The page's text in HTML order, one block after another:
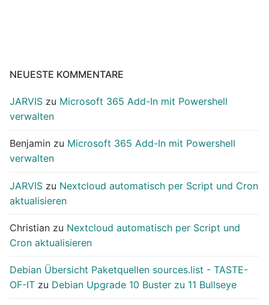
NEUESTE KOMMENTARE
JARVIS zu Microsoft 365 Add-In mit Powershell
verwalten
Benjamin zu Microsoft 365 Add-In mit Powershell
verwalten
JARVIS zu Nextcloud automatisch per Script und Cron
aktualisieren
Christian zu Nextcloud automatisch per Script und
Cron aktualisieren
Debian Übersicht Paketquellen sources.list - TASTE-
OF-IT zu Debian Upgrade 10 Buster zu 11 Bullseye